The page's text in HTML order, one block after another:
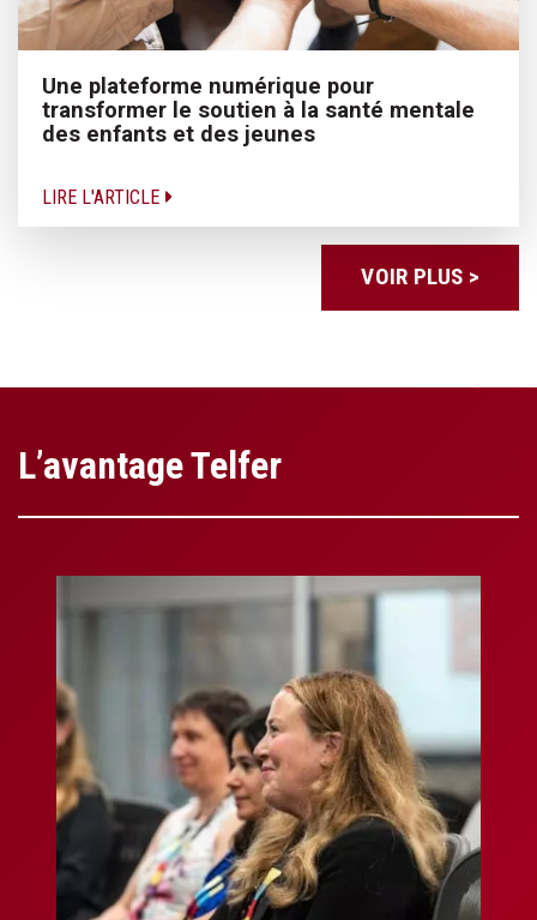
Une plateforme numérique pour
transformer le soutien à la santé mentale
des enfants et des jeunes
LIRE L'ARTICLE
VOIR PLUS >
L’avantage Telfer